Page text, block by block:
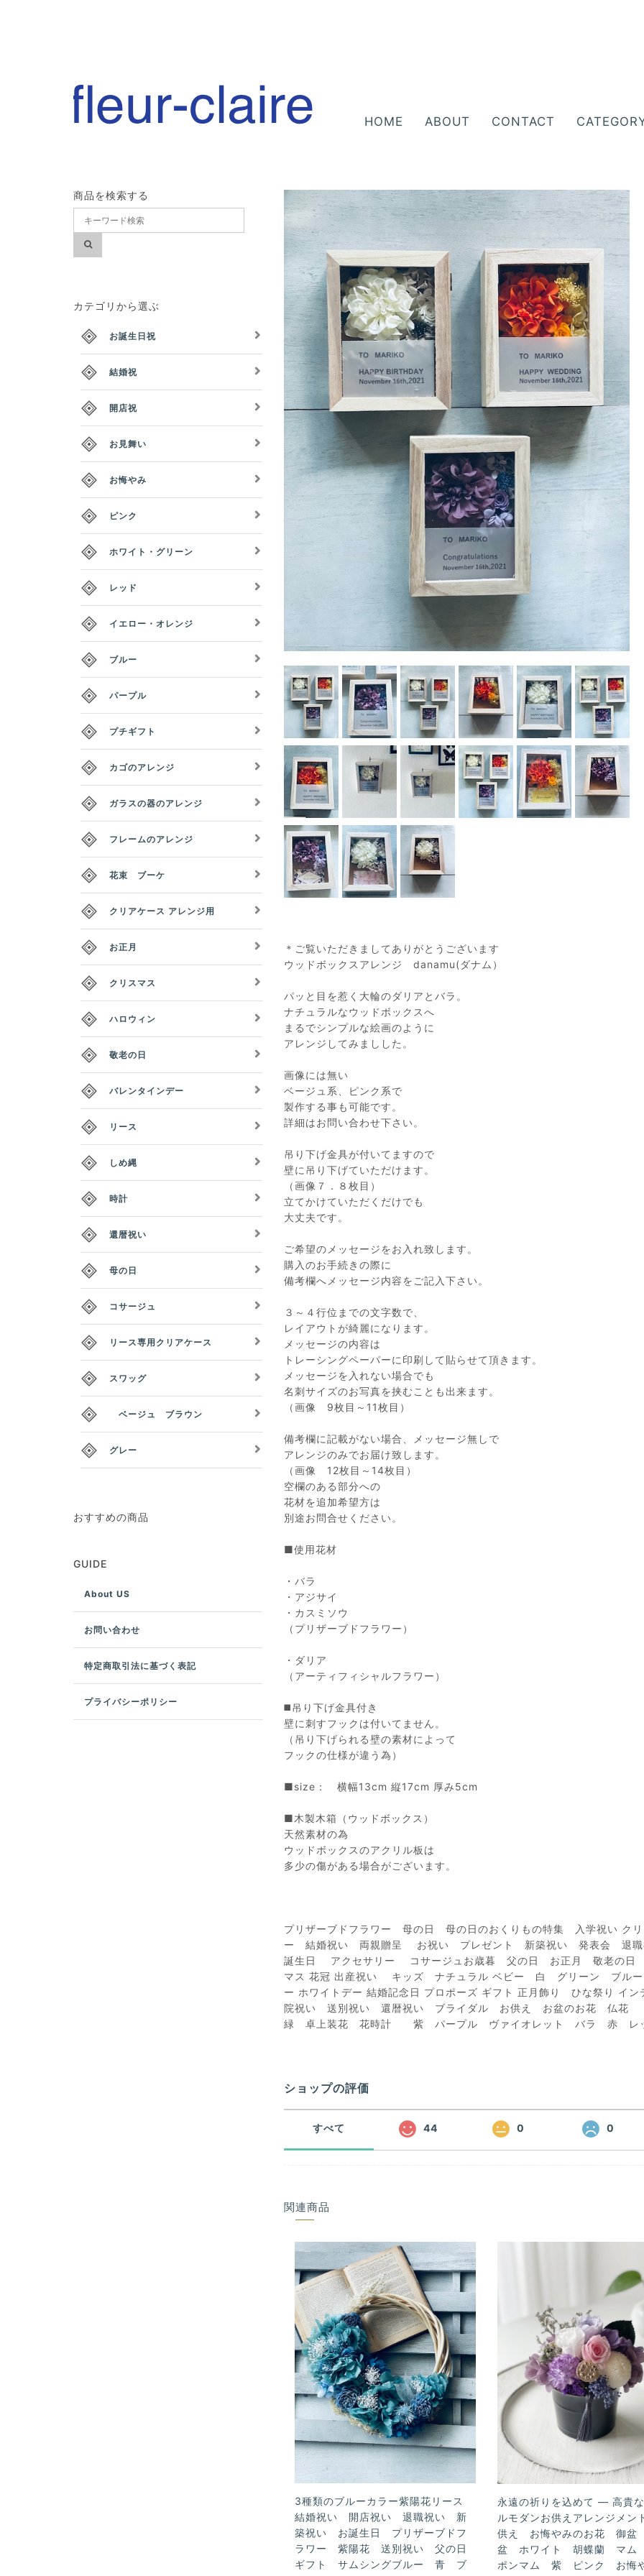
HOME ABOUT CONTACT
＊ご覧いただきましてありがとうございます
ウッドボックスアレンジ danamu(ダナム）
パッと目を惹く大輪のダリアとバラ。
ナチュラルなウッドボックスへ
まるでシンプルな絵画のように
アレンジしてみましした。
画像には無い
ベージュ系、ピンク系で
製作する事も可能です。
詳細はお問い合わせ下さい。
吊り下げ金具が付いてますので
壁に吊り下げていただけます。
（画像７．８枚目）
立てかけていただくだけでも
大丈夫です。
ご希望のメッセージをお入れ致します。
購入のお手続きの際に
備考欄へメッセージ内容をご記入下さい。
３～４行位までの文字数で、
レイアウトが綺麗になります。
メッセージの内容は
トレーシングペーパーに印刷して貼らせて頂きます。
メッセージを入れない場合でも
名刺サイズのお写真を挟むことも出来ます。
（画像 9枚目～11枚目）
備考欄に記載がない場合、メッセージ無しで
アレンジのみでお届け致します。
（画像 12枚目～14枚目）
空欄のある部分への
花材を追加希望方は
別途お問合せください。
■使用花材
・バラ
・アジサイ
・カスミソウ
（プリザーブドフラワー）
・ダリア
（アーティフィシャルフラワー）
◼️吊り下げ金具付き
壁に刺すフックは付いてません。
（吊り下げられる壁の素材によって
フックの仕様が違う為）
■size： 横幅13cm 縦17cm 厚み5cm
■木製木箱（ウッドボックス）
天然素材の為
ウッドボックスのアクリル板は
多少の傷がある場合がございます。
プリザーブドフラワー 母の日 母の日のおくりもの特集 入学祝い ク
ー 結婚祝い 両親贈呈 お祝い プレゼント 新築祝い 発表会
誕生日 アクセサリー コサージュお歳暮 父の日 お正月 敬老の
マス 花冠 出産祝い キッズ ナチュラル ベビー 白 グリーン ブル
ー ホワイトデー 結婚記念日 プロポーズ ギフト 正月飾り ひな祭り
院祝い 送別祝い 還暦祝い ブライダル お供え お盆のお花 仏
緑 卓上装花 花時計 紫 パープル ヴァイオレット バラ 赤 レッ
ショップの評価
すべて 44 0 0
関連商品
3種類のブルーカラー紫陽花リース
結婚祝い 開店祝い 退職祝い 新
築祝い お誕生日 プリザーブドフ
ラワー 紫陽花 送別祝い 父の日
ギフト サムシングブルー 青 ブ
永遠の祈りを込めて — 高貴
ルモダンお供えアレンジメ
供え お悔やみのお花 御盆
盆 ホワイト 胡蝶蘭 マム
ポンマム 紫 ピンク お悔
商品を検索する
カテゴリから選ぶ
お誕生日祝
結婚祝
開店祝
お見舞い
お悔やみ
ピンク
ホワイト・グリーン
レッド
イエロー・オレンジ
ブルー
パープル
プチギフト
カゴのアレンジ
ガラスの器のアレンジ
フレームのアレンジ
花束 ブーケ
クリアケース アレンジ用
お正月
クリスマス
ハロウィン
敬老の日
バレンタインデー
リース
しめ縄
時計
還暦祝い
母の日
コサージュ
リース専用クリアケース
スワッグ
ベージュ ブラウン
グレー
おすすめの商品
GUIDE
About US
お問い合わせ
特定商取引法に基づく表記
プライバシーポリシー